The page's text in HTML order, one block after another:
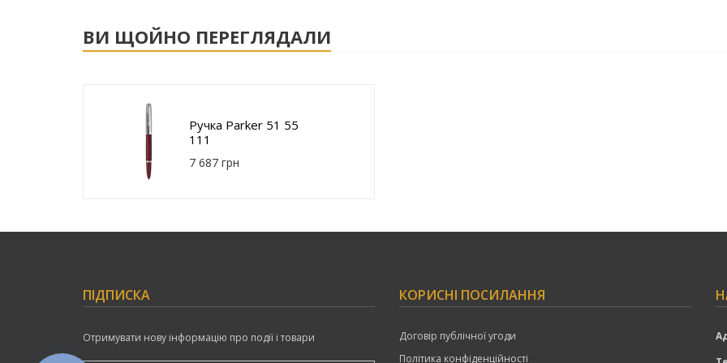
ВИ ЩОЙНО ПЕРЕГЛЯДАЛИ
Ручка Parker 51 55
111
7 687 грн
ПІДПИСКА
Отримувати нову інформацію про події і товари
КОРИСНІ ПОСИЛАННЯ
Договір публічної угоди
Політика конфіденційності